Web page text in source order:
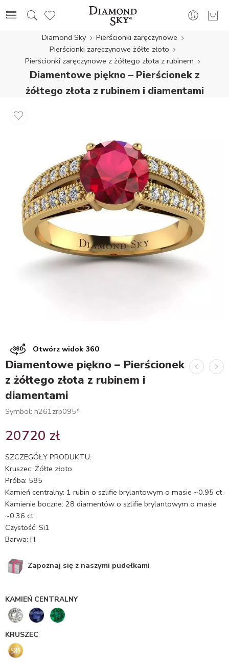
Diamond Sky
Pierścionki zaręczynowe
Pierścionki zaręczynowe żółte złoto
Pierścionki zaręczynowe z żółtego złota z rubinem
Diamentowe piękno – Pierścionek z
żółtego złota z rubinem i diamentami
Otwórz widok 360
Diamentowe piękno – Pierścionek
z żółtego złota z rubinem i
diamentami
Symbol: n261zrb095*
20720 zł
SZCZEGÓŁY PRODUKTU:
Kruszec: Żółte złoto
Próba: 585
Kamień centralny: 1 rubin o szlifie brylantowym o masie ~0.95 ct
Kamienie boczne: 28 diamentów o szlifie brylantowym o masie
~0.36 ct
Czystość: Si1
Barwa: H
Zapoznaj się z naszymi pudełkami
KAMIEŃ CENTRALNY
KRUSZEC